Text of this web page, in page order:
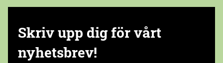
Skriv upp dig för vårt
nyhetsbrev!